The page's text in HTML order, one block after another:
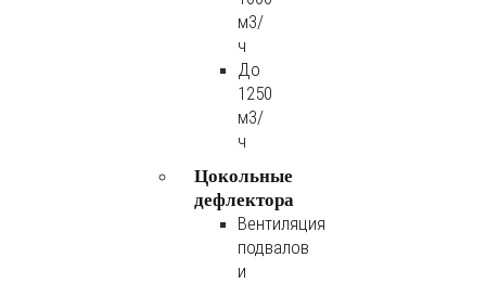
м3/
ч
До
1250
м3/
ч
Цокольные
дефлектора
Вентиляция
подвалов
и